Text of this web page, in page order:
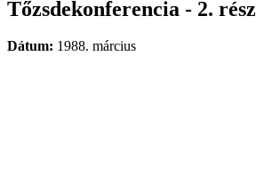
Tőzsdekonferencia - 2. rész
Dátum: 1988. március